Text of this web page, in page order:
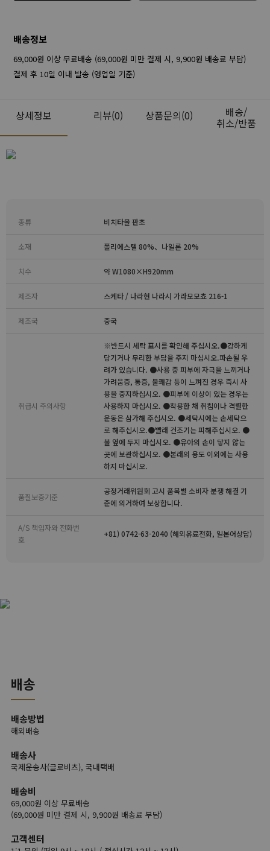
배송정보
69,000원 이상 무료배송 (69,000원 미만 결제 시, 9,900원 배송료 부담)
결제 후 10일 이내 발송 (영업일 기준)
상세정보 리뷰(0) 상품문의(0) 배송/
취소/반품
종류 비치타올 판초
소재 폴리에스텔 80%、나일론 20%
치수 약 W1080×H920mm
제조자 스케타 / 나라현 나라시 가라모모쵸 216-1
제조국 중국
취급시 주의사항
※반드시 세탁 표시를 확인해 주십시오.●강하게
당기거나 무리한 부담을 주지 마십시오.파손될 우
려가 있습니다. ●사용 중 피부에 자극을 느끼거나
가려움증, 통증, 불쾌감 등이 느껴진 경우 즉시 사
용을 중지하십시오. ●피부에 이상이 있는 경우는
사용하지 마십시오. ●착용한 채 취침이나 격렬한
운동은 삼가해 주십시오. ●세탁시에는 손세탁으
로 해주십시오.●빨래 건조기는 피해주십시오. ●
불 옆에 두지 마십시오. ●유아의 손이 닿지 않는
곳에 보관하십시오. ●본래의 용도 이외에는 사용
하지 마십시오.
품질보증기준
공정거래위원회 고시 품목별 소비자 분쟁 해결 기
준에 의거하여 보상합니다.
A/S 책임자와 전화번
호
+81) 0742-63-2040 (해외유료전화, 일본어상담)
배송
배송방법
해외배송
배송사
국제운송사(글로비츠), 국내택배
배송비
69,000원 이상 무료배송
(69,000원 미만 결제 시, 9,900원 배송료 부담)
고객센터